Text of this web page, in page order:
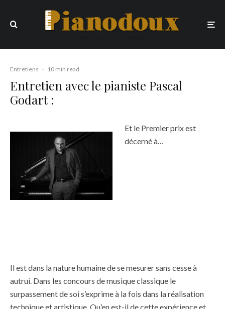
Entretiens · 10 min read
Entretien avec le pianiste Pascal
Godart :
Et le Premier prix est
décerné à…
Il est dans la nature humaine de se mesurer sans cesse à
autrui. Dans les concours de musique classique le
surpassement de soi s’exprime à la fois dans la réalisation
technique et artistique. Qu’en est-il de cette expérience et